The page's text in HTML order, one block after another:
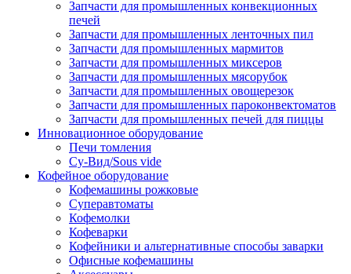
Запчасти для промышленных конвекционных
печей
Запчасти для промышленных ленточных пил
Запчасти для промышленных мармитов
Запчасти для промышленных миксеров
Запчасти для промышленных мясорубок
Запчасти для промышленных овощерезок
Запчасти для промышленных пароконвектоматов
Запчасти для промышленных печей для пиццы
Инновационное оборудование
Печи томления
Су-Вид/Sous vide
Кофейное оборудование
Кофемашины рожковые
Суперавтоматы
Кофемолки
Кофеварки
Кофейники и альтернативные способы заварки
Офисные кофемашины